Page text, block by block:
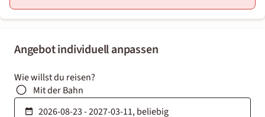
Angebot individuell anpassen
Wie willst du reisen?
Mit der Bahn